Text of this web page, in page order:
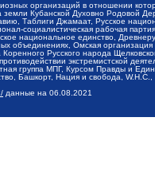
организаций в отношении
Кубанской Духовно Родовой
Таблиги Джамаат, Русское
социалистическая рабочая
национальное единство,
объединениях, Омская
Русского народа
экстремистской
группа МПГ, Курсом Правды и
Башкорт, Нация и свобода,
данные на 06.08.2021